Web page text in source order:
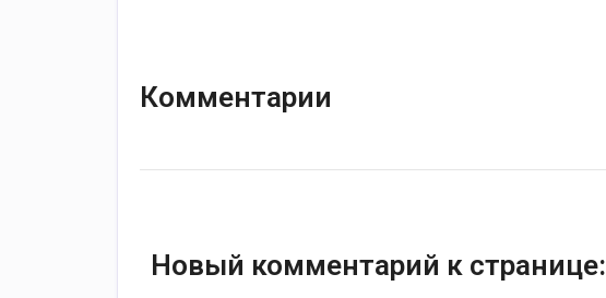
Комментарии
Новый комментарий к странице: